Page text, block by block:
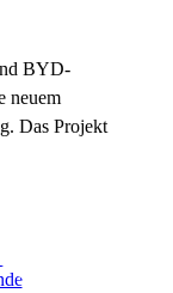
BYD-
neuem
Das Projekt